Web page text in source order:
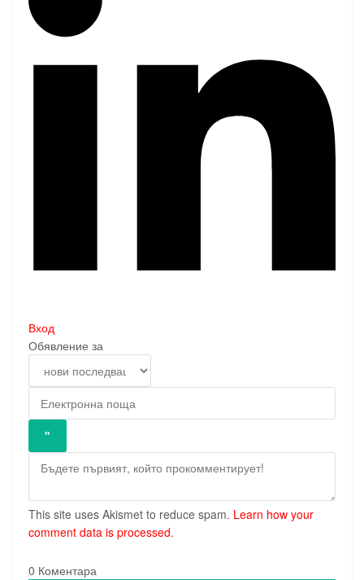
Вход
Обявление за
This site uses Akismet to reduce spam. Learn how your
comment data is processed.
0 Коментара